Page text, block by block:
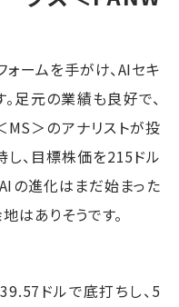
ォームを手がけ、AIセキ
足元の業績も良好で、
MS＞のアナリストが投
し、目標株価を215ドル
の進化はまだ始まった
はありそうです。
ドルで底打ちし、5